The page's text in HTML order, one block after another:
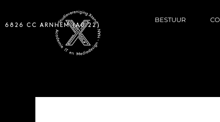
BESTUUR
6826 CC ARNHEM (A0.22)